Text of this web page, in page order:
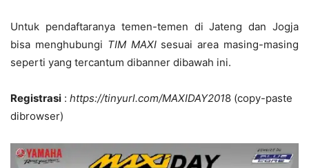
Untuk pendaftaranya temen-temen di Jateng dan Jogja
bisa menghubungi TIM MAXIsesuai area masing-masing
seperti yang tercantum dibanner dibawah ini.
Registrasi : https://tinyurl.com/MAXIDAY2018 (copy-paste
dibrowser)